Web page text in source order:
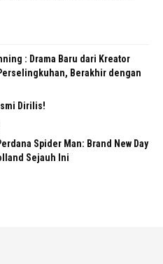
: Drama Baru dari Kreator
Berakhir dengan
Dirilis!
Spider Man: Brand New Day
Sejauh Ini